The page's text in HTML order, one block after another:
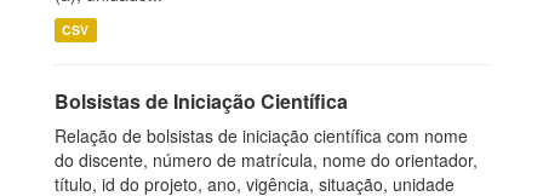
CSV
Bolsistas de Iniciação Científica
Relação de bolsistas de iniciação científica com nome
do discente, número de matrícula, nome do orientador,
título, id do projeto, ano, vigência, situação, unidade